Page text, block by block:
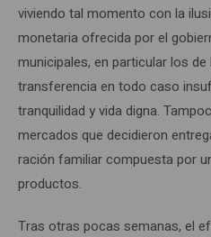
viviendo tal momento con la
monetaria ofrecida por el
municipales, en particular los
transferencia en todo caso
tranquilidad y vida digna.
mercados que decidieron
ración familiar compuesta por
productos.
Tras otras pocas semanas, el